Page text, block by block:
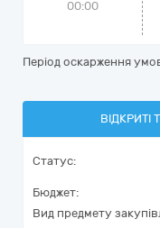
00:00
Період оскарження
Статус:
Бюджет:
Вид предмету